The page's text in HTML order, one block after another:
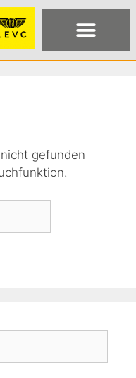
gefunden